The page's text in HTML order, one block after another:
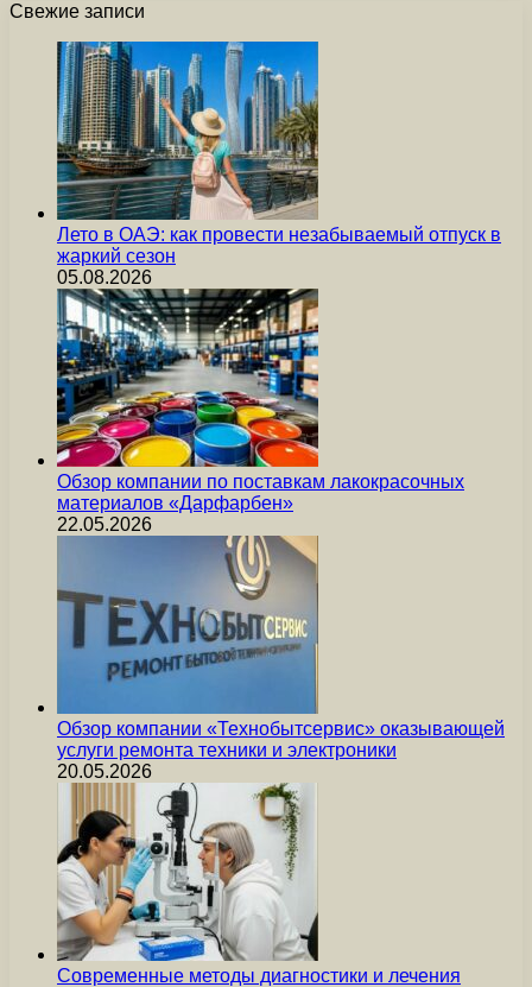
Свежие записи
Лето в ОАЭ: как провести незабываемый отпуск в
жаркий сезон
05.08.2026
Обзор компании по поставкам лакокрасочных
материалов «Дарфарбен»
22.05.2026
Обзор компании «Технобытсервис» оказывающей
услуги ремонта техники и электроники
20.05.2026
Современные методы диагностики и лечения